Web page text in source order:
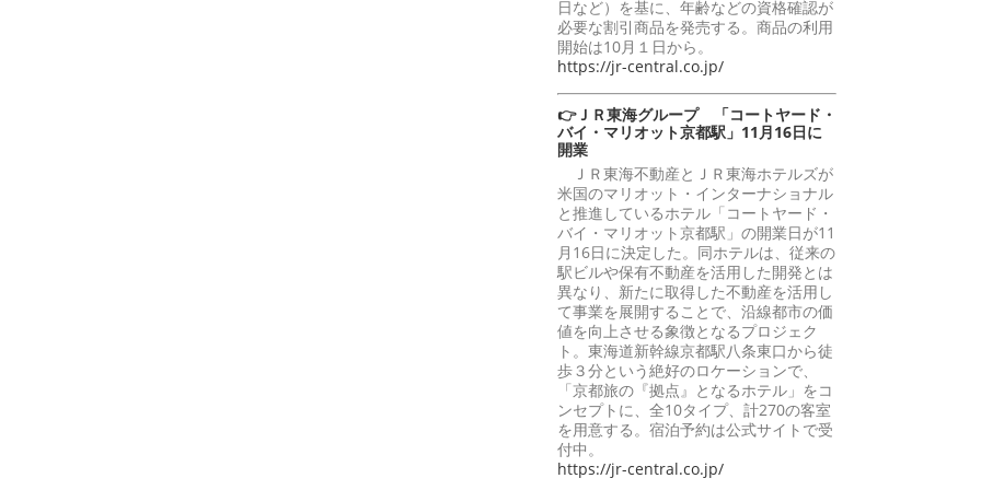
日など）を基に、年齢などの資格確認が
必要な割引商品を発売する。商品の利用
開始は10月１日から。
https://jr-central.co.jp/
👉ＪＲ東海グループ 「コートヤード・
バイ・マリオット京都駅」11月16日に
開業
ＪＲ東海不動産とＪＲ東海ホテルズが
米国のマリオット・インターナショナル
と推進しているホテル「コートヤード・
バイ・マリオット京都駅」の開業日が11
月16日に決定した。同ホテルは、従来の
駅ビルや保有不動産を活用した開発とは
異なり、新たに取得した不動産を活用し
て事業を展開することで、沿線都市の価
値を向上させる象徴となるプロジェク
ト。東海道新幹線京都駅八条東口から徒
歩３分という絶好のロケーションで、
「京都旅の『拠点』となるホテル」をコ
ンセプトに、全10タイプ、計270の客室
を用意する。宿泊予約は公式サイトで受
付中。
https://jr-central.co.jp/